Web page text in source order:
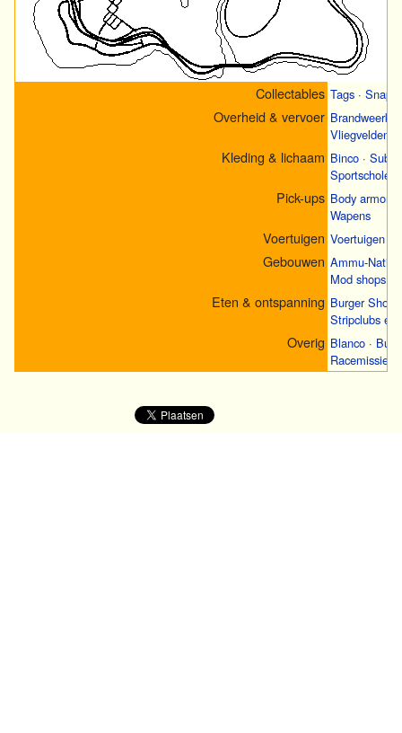
Collectables Tags ·
Overheid & vervoer
Vliegvelden
Kleding & lichaam Binco · Sub
Sportscholen
Pick-ups Body armor
Wapens
Voertuigen Voertuigen
Gebouwen Ammu-Nation
Mod shops
Eten & ontspanning Burger Shot
Stripclubs en
Overig Blanco · Bugs
Racemissies